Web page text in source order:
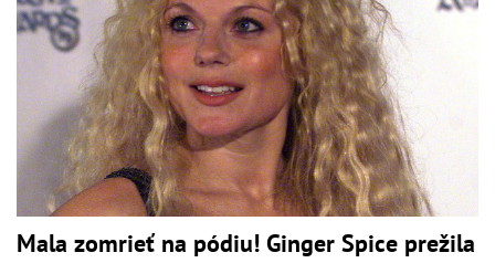
Mala zomrieť na pódiu! Ginger Spice prežila